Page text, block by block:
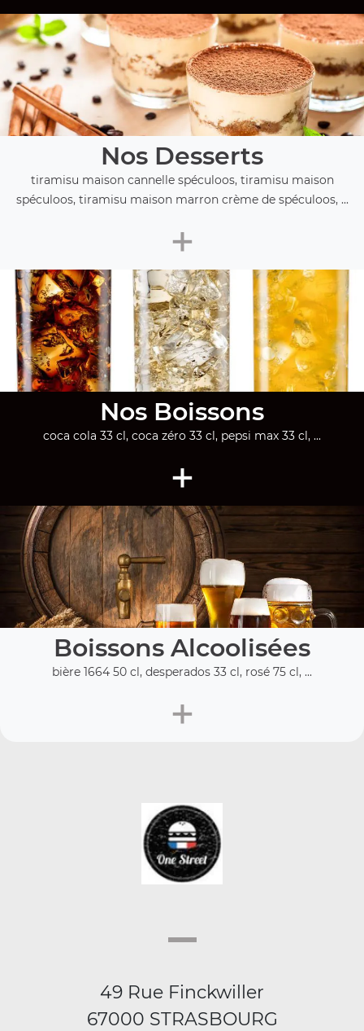
Nos Desserts
tiramisu maison cannelle spéculoos, tiramisu maison
spéculoos, tiramisu maison marron crème de spéculoos, ...
+
Nos Boissons
coca cola 33 cl, coca zéro 33 cl, pepsi max 33 cl, ...
+
Boissons Alcoolisées
bière 1664 50 cl, desperados 33 cl, rosé 75 cl, ...
+
49 Rue Finckwiller
67000 STRASBOURG